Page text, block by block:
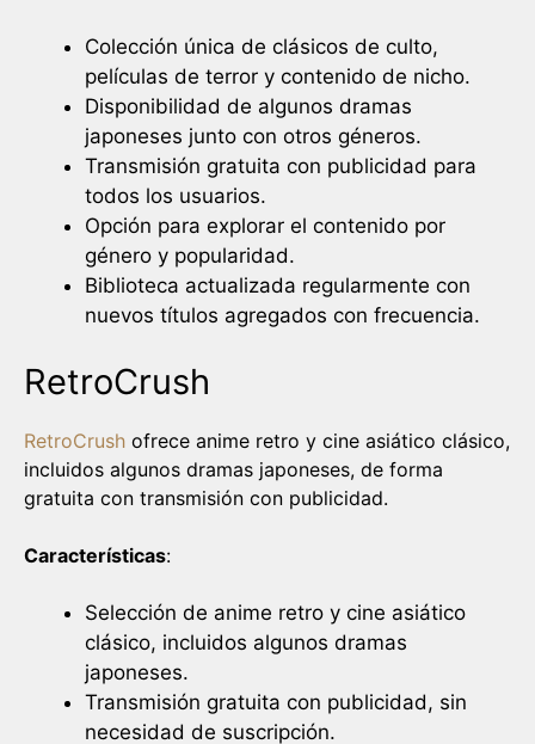
Colección única de clásicos de culto,
películas de terror y contenido de nicho.
Disponibilidad de algunos dramas
japoneses junto con otros géneros.
Transmisión gratuita con publicidad para
todos los usuarios.
Opción para explorar el contenido por
género y popularidad.
Biblioteca actualizada regularmente con
nuevos títulos agregados con frecuencia.
RetroCrush
RetroCrush ofrece anime retro y cine asiático clásico,
incluidos algunos dramas japoneses, de forma
gratuita con transmisión con publicidad.
Características:
Selección de anime retro y cine asiático
clásico, incluidos algunos dramas
japoneses.
Transmisión gratuita con publicidad, sin
necesidad de suscripción.